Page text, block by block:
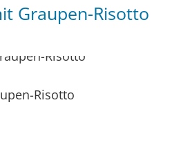
Graupen-Risotto
Risotto